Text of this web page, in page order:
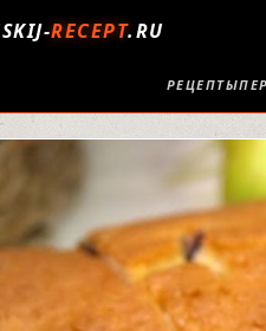
RECEPT.RU
РЕЦЕПТЫ